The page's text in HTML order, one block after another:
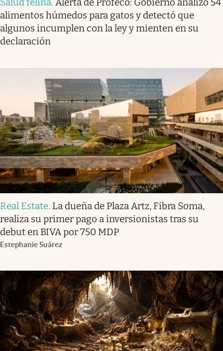
alimentos húmedos para gatos y detectó que
algunos incumplen con la ley y mienten en su
declaración
Real Estate. La dueña de Plaza Artz, Fibra Soma,
realiza su primer pago a inversionistas tras su
debut en BIVA por 750 MDP
Estephanie Suárez